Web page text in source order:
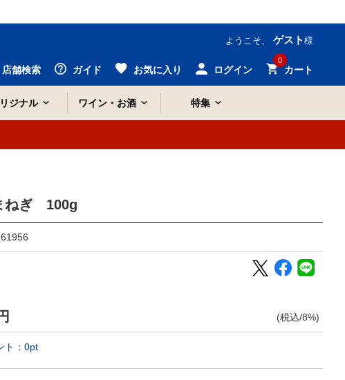
ようこそ、 ゲスト 様
店舗検索 ガイド お気に入り ログイン
0
カート
ジナル ワイン・お酒 特集
ねぎ 100g
(税込/8%)
： 0pt